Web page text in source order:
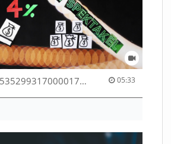
Evaluation-ZTS-53529931700001791 05:33